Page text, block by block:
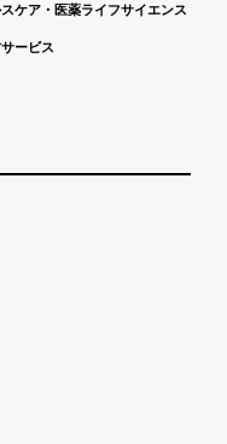
ケア・医薬ライフサイエンス
ービス